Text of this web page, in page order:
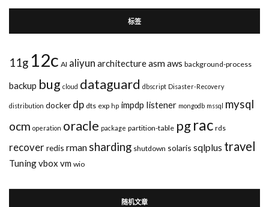
标签
11g 12c AI aliyun architectureasmaws background-process
backup bug cloud dataguard dbscript Disaster-Recovery
distribution docker dp dts exp hp impdp listener mongodb mssql mysql
ocm operation oracle package partition-table pgrac rds
recover redis rman sharding shutdown solaris sqlplus travel
Tuningvbox vm wio
随机文章